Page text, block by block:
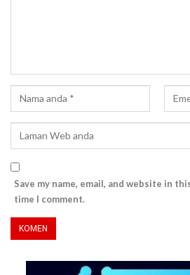
Save my name, email, and website in
time I comment.